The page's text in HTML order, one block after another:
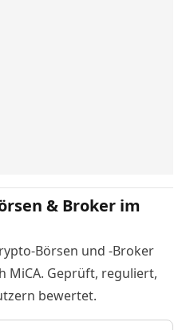
& Broker im
Börsen und -Broker
MiCA. Geprüft, reguliert,
bewertet.